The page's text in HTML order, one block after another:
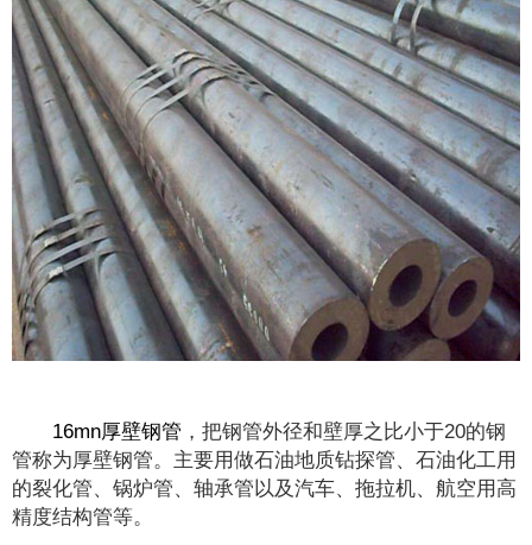
16mn厚壁钢管 ，把钢管外径和壁厚之比小于20的钢
管称为厚壁钢管。主要用做石油地质钻探管、石油化工用
的裂化管、锅炉管、轴承管以及汽车、拖拉机、航空用高
精度结构管等。